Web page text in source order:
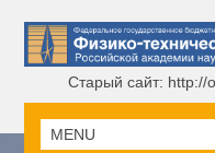
Старый сайт: http://